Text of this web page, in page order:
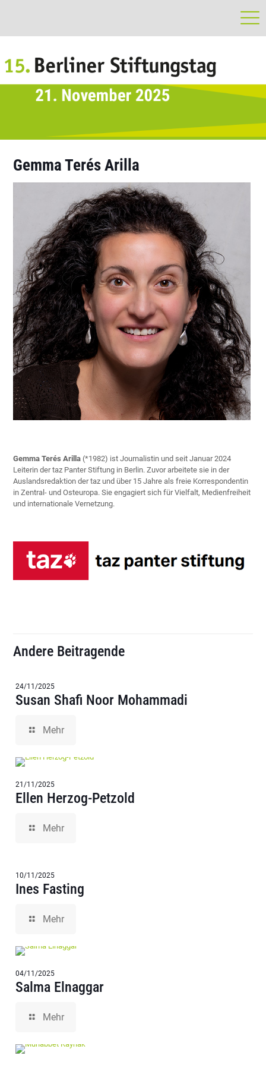
Gemma Terés Arilla
Gemma Terés Arilla (*1982) ist Journalistin und seit Januar 2024
Leiterin der taz Panter Stiftung in Berlin. Zuvor arbeitete sie in der
Auslandsredaktion der taz und über 15 Jahre als freie Korrespondentin
in Zentral- und Osteuropa. Sie engagiert sich für Vielfalt, Medienfreiheit
und internationale Vernetzung.
Andere Beitragende
24/11/2025
Susan Shafi Noor Mohammadi
Mehr
21/11/2025
Ellen Herzog-Petzold
Mehr
10/11/2025
Ines Fasting
Mehr
04/11/2025
Salma Elnaggar
Mehr